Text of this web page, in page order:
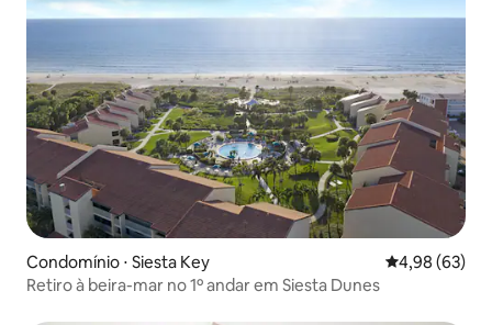
Condomínio ⋅ Siesta Key 4,98 de uma
4,98 (63)
Retiro à beira-mar no 1º andar em Siesta Dunes